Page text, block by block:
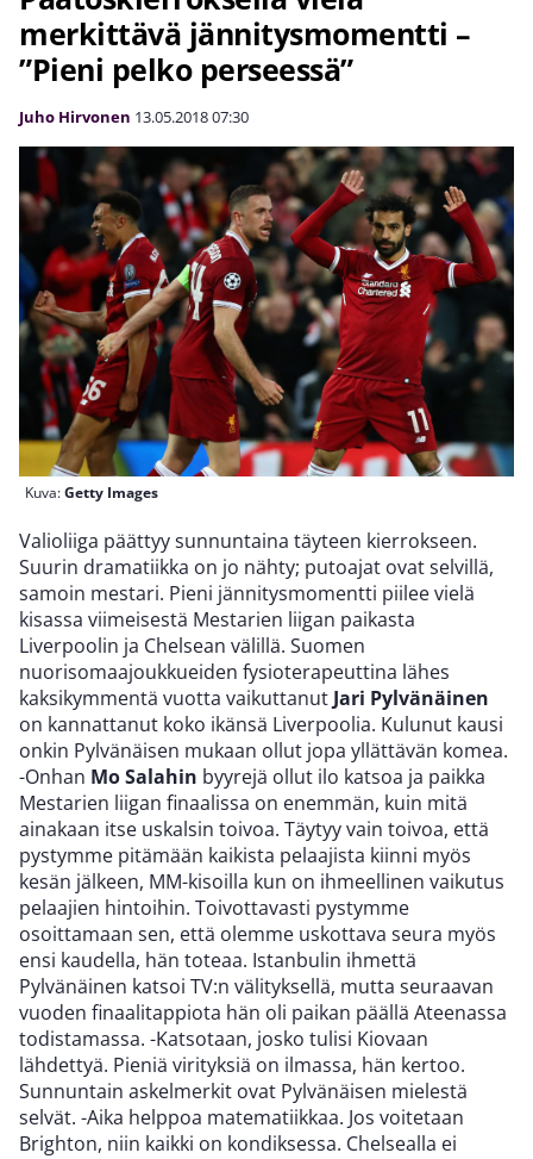
merkittävä jännitysmomentti –
”Pieni pelko perseessä”
Juho Hirvonen 13.05.201807:30
Kuva:Getty Images
Valioliiga päättyy sunnuntaina täyteen kierrokseen.
Suurin dramatiikka on jo nähty; putoajat ovat selvillä,
samoin mestari. Pieni jännitysmomentti piilee vielä
kisassa viimeisestä Mestarien liigan paikasta
Liverpoolin ja Chelsean välillä. Suomen
nuorisomaajoukkueiden fysioterapeuttina lähes
kaksikymmentä vuotta vaikuttanutJari Pylvänäinen
on kannattanut koko ikänsä Liverpoolia. Kulunut kausi
onkin Pylvänäisen mukaan ollut jopa yllättävän komea.
-Onhan Mo Salahin byyrejä ollut ilo katsoa ja paikka
Mestarien liigan finaalissa on enemmän, kuin mitä
ainakaan itse uskalsin toivoa. Täytyy vain toivoa, että
pystymme pitämään kaikista pelaajista kiinni myös
kesän jälkeen, MM-kisoilla kun on ihmeellinen vaikutus
pelaajien hintoihin. Toivottavasti pystymme
osoittamaan sen, että olemme uskottava seura myös
ensi kaudella, hän toteaa. Istanbulin ihmettä
Pylvänäinen katsoi TV:n välityksellä, mutta seuraavan
vuoden finaalitappiota hän oli paikan päällä Ateenassa
todistamassa. -Katsotaan, josko tulisi Kiovaan
lähdettyä. Pieniä virityksiä on ilmassa, hän kertoo.
Sunnuntain askelmerkit ovat Pylvänäisen mielestä
selvät. -Aika helppoa matematiikkaa. Jos voitetaan
Brighton, niin kaikki on kondiksessa. Chelsealla ei